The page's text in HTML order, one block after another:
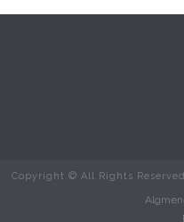
Copyright © All Rights Reserved